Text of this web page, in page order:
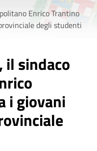
Enrico Trantino
degli studenti
il sindaco
i giovani